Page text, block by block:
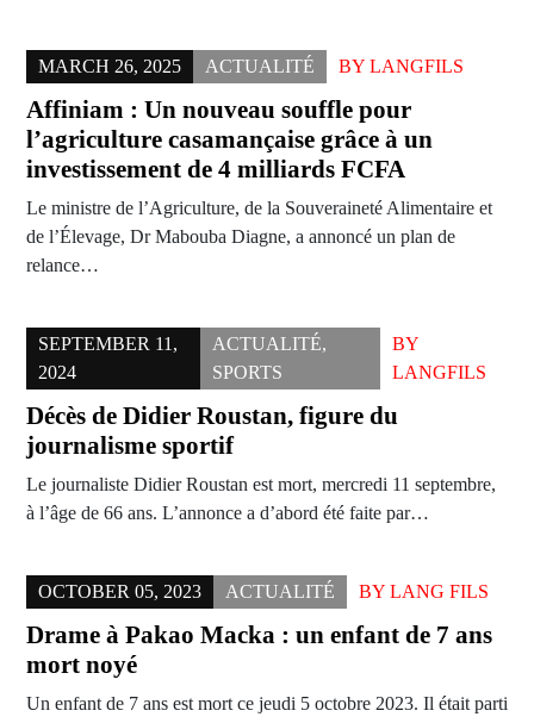
MARCH 26, 2025 ACTUALITÉ BY LANGFILS
Affiniam : Un nouveau souffle pour
l’agriculture casamançaise grâce à un
investissement de 4 milliards FCFA
Le ministre de l’Agriculture, de la Souveraineté Alimentaire et
de l’Élevage, Dr Mabouba Diagne, a annoncé un plan de
relance…
SEPTEMBER 11,
2024
ACTUALITÉ,
SPORTS
BY
LANGFILS
Décès de Didier Roustan, figure du
journalisme sportif
Le journaliste Didier Roustan est mort, mercredi 11 septembre,
à l’âge de 66 ans. L’annonce a d’abord été faite par…
OCTOBER 05, 2023 ACTUALITÉ BY LANG FILS
Drame à Pakao Macka : un enfant de 7 ans
mort noyé
Un enfant de 7 ans est mort ce jeudi 5 octobre 2023. Il était parti